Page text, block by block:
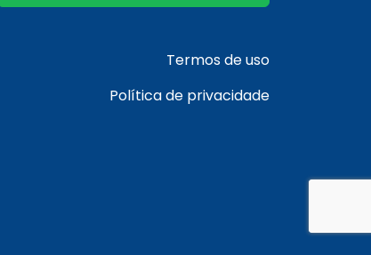
Termos de uso
Política de privacidade